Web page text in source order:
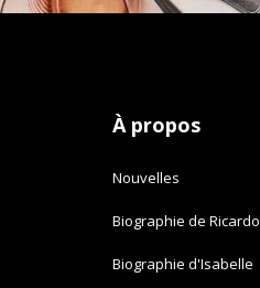
À propos
Nouvelles
Biographie de Ricardo
Biographie d'Isabelle